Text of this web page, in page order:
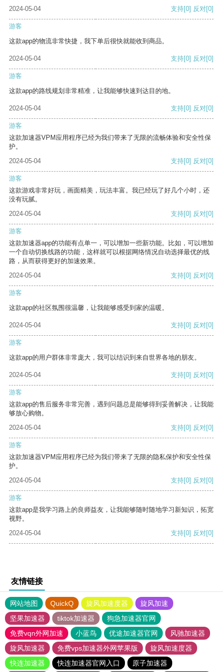
2024-05-04 支持[0] 反对[0]
游客
这款app的物流非常快捷，我下单后很快就能收到商品。
2024-05-04 支持[0] 反对[0]
游客
这款app的路线规划非常精准，让我能够快速到达目的地。
2024-05-04 支持[0] 反对[0]
游客
这款加速器VPM应用程序已经为我们带来了无限的流畅体验和安全性保
护。
2024-05-04
支持[0] 反对[0]
游客
这款游戏非常好玩，画面精美，玩法丰富。我已经玩了好几个小时，还
没有玩腻。
2024-05-04
支持[0] 反对[0]
游客
这款加速器app的功能有点单一，可以增加一些新功能。比如，可以增加
一个自动切换线路的功能，这样就可以根据网络情况自动选择最优的线
路，从而获得更好的加速效果。
2024-05-04
支持[0] 反对[0]
游客
这款app的社区氛围很温馨，让我能够感受到家的温暖。
2024-05-04 支持[0] 反对[0]
游客
这款app的用户群体非常庞大，我可以结识到来自世界各地的朋友。
2024-05-04 支持[0] 反对[0]
游客
这款app的售后服务非常完善，遇到问题总是能够得到妥善解决，让我能
够放心购物。
2024-05-04
支持[0] 反对[0]
游客
这款加速器VPM应用程序已经为我们带来了无限的隐私保护和安全性保
护。
2024-05-04
支持[0] 反对[0]
游客
这款app是我学习路上的良师益友，让我能够随时随地学习新知识，拓宽
视野。
2024-05-04
支持[0] 反对[0]
友情链接
网站地图 QuickQ 旋风加速度器
旋风加速
坚果加速器
tiktok加速器
狗急加速器官网
免费vqn外网加速
小蓝鸟 优途加速器官网
风驰加速器
旋风加速器
免费vps加速器外网苹果版
旋风加速度器
快连加速器
快连加速器官网入口 原子加速器